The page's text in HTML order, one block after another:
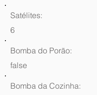
Satélites:
6
Bomba do Porão:
false
Bomba da Cozinha: